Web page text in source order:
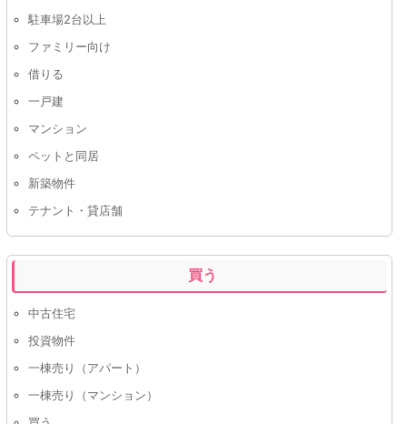
駐車場2台以上
ファミリー向け
借りる
一戸建
マンション
ペットと同居
新築物件
テナント・貸店舗
買う
中古住宅
投資物件
一棟売り（アパート）
一棟売り（マンション）